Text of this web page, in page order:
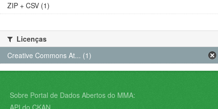
ZIP + CSV (1)
Licenças
Creative Commons At... (1)
Sobre Portal de Dados Abertos do MMA:
API do CKAN